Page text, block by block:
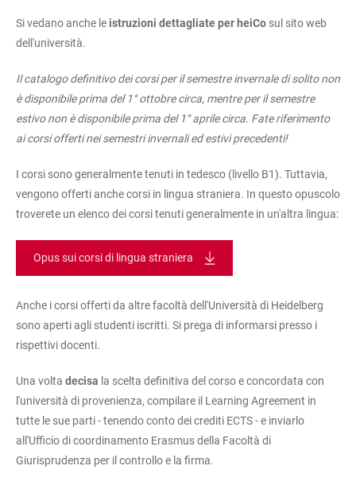
Si vedano anche le istruzioni dettagliate per heiCo sul sito web
dell'università.
Il catalogo definitivo dei corsi per il semestre invernale di solito non
è disponibile prima del 1° ottobre circa, mentre per il semestre
estivo non è disponibile prima del 1° aprile circa. Fate riferimento
ai corsi offerti nei semestri invernali ed estivi precedenti!
I corsi sono generalmente tenuti in tedesco (livello B1). Tuttavia,
vengono offerti anche corsi in lingua straniera. In questo opuscolo
troverete un elenco dei corsi tenuti generalmente in un'altra lingua:
Opus sui corsi di lingua straniera
Anche i corsi offerti da altre facoltà dell'Università di Heidelberg
sono aperti agli studenti iscritti. Si prega di informarsi presso i
rispettivi docenti.
Una volta decisa la scelta definitiva del corso e concordata con
l'università di provenienza, compilare il Learning Agreement in
tutte le sue parti - tenendo conto dei crediti ECTS - e inviarlo
all'Ufficio di coordinamento Erasmus della Facoltà di
Giurisprudenza per il controllo e la firma.